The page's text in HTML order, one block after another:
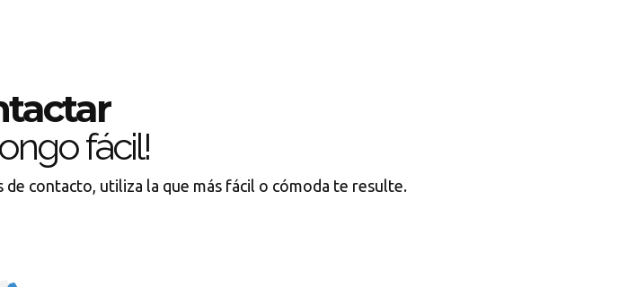
fácil!
de contacto, utiliza la que más fácil o cómoda te resulte.